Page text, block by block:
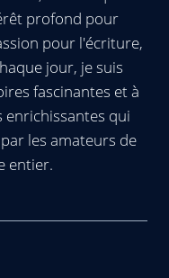
profond pour
pour l'écriture,
jour, je suis
fascinantes et à
qui
les amateurs de
entier.